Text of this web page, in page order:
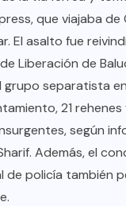
que viajaba de
El asalto fue
Liberación de
grupo separatista
21
según
Además, el
de policía también